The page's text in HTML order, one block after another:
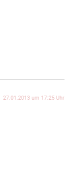
27.01.2013 um 17:25 Uhr